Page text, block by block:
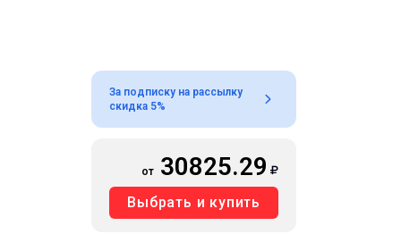
За подписку на рассылку
скидка 5%
от 30825.29
Выбрать и купить